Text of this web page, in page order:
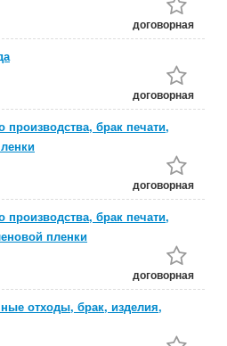
договорная
договорная
брак печати,
договорная
брак печати,
пленки
договорная
отходы, брак, изделия,